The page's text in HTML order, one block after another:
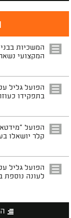
המקצועי
הפועל גליל
בתפקידו
הפועל
קלר יושאלו
הפועל גליל
לעונה נוספת